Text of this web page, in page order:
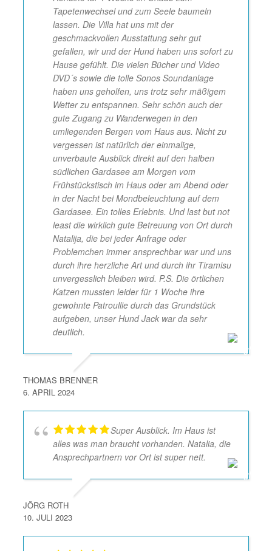
Tapetenwechsel und zum Seele baumeln
lassen. Die Villa hat uns mit der
geschmackvollen Ausstattung sehr gut
gefallen, wir und der Hund haben uns sofort zu
Hause gefühlt. Die vielen Bücher und Video
DVD´s sowie die tolle Sonos Soundanlage
haben uns geholfen, uns trotz sehr mäßigem
Wetter zu entspannen. Sehr schön auch der
gute Zugang zu Wanderwegen in den
umliegenden Bergen vom Haus aus. Nicht zu
vergessen ist natürlich der einmalige,
unverbaute Ausblick direkt auf den halben
südlichen Gardasee am Morgen vom
Frühstückstisch im Haus oder am Abend oder
in der Nacht bei Mondbeleuchtung auf dem
Gardasee. Ein tolles Erlebnis. Und last but not
least die wirklich gute Betreuung von Ort durch
Natalija, die bei jeder Anfrage oder
Problemchen immer ansprechbar war und uns
durch ihre herzliche Art und durch ihr Tiramisu
unvergesslich bleiben wird. P.S. Die örtlichen
Katzen mussten leider für 1 Woche ihre
gewohnte Patroullie durch das Grundstück
aufgeben, unser Hund Jack war da sehr
deutlich.
THOMAS BRENNER
6. APRIL 2024
Super Ausblick. Im Haus ist
alles was man braucht vorhanden. Natalia, die
Ansprechpartnern vor Ort ist super nett.
JÖRG ROTH
10. JULI 2023